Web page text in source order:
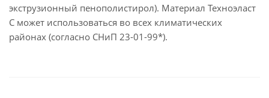
экструзионный пенополистирол). Материал Техноэласт
С может использоваться во всех климатических
районах (согласно СНиП 23-01-99*).